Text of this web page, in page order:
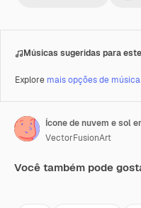
Músicas sugeridas para
Explore mais opções de música
Ícone de nuvem e sol
VectorFusionArt
Você também pode